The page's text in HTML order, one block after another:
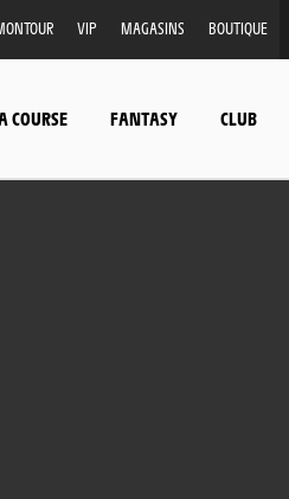
VIP MAGASINS BOUTIQUE
COURSE FANTASY CLUB